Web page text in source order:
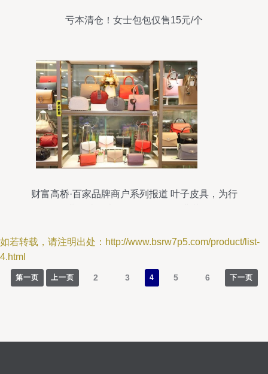
亏本清仓！女士包包仅售15元/个
财富高桥·百家品牌商户系列报道 叶子皮具，为行
如若转载，请注明出处：http://www.bsrw7p5.com/product/list-
4.html
第一页 上一页 2 3 4 5 6 下一页